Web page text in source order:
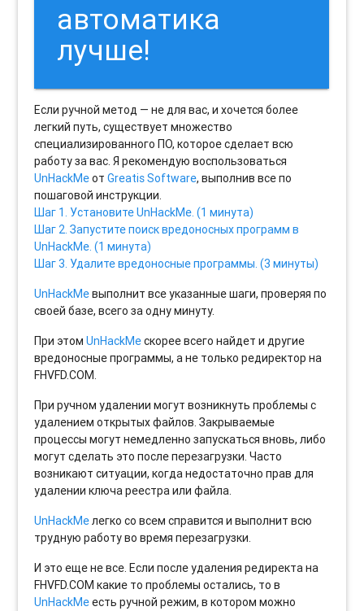
автоматика
лучше!
Если ручной метод — не для вас, и хочется более
легкий путь, существует множество
специализированного ПО, которое сделает всю
работу за вас. Я рекомендую воспользоваться
UnHackMeотGreatis Software, выполнив все по
пошаговой инструкции.
Шаг 1. Установите UnHackMe. (1 минута)
Шаг 2. Запустите поиск вредоносных программ в
UnHackMe. (1 минута)
Шаг 3. Удалите вредоносные программы. (3 минуты)
UnHackMeвыполнит все указанные шаги, проверяя по
своей базе, всего за одну минуту.
При этомUnHackMeскорее всего найдет и другие
вредоносные программы, а не только редиректор на
FHVFD.COM.
При ручном удалении могут возникнуть проблемы с
удалением открытых файлов. Закрываемые
процессы могут немедленно запускаться вновь, либо
могут сделать это после перезагрузки. Часто
возникают ситуации, когда недостаточно прав для
удалении ключа реестра или файла.
UnHackMeлегко со всем справится и выполнит всю
трудную работу во время перезагрузки.
И это еще не все. Если после удаления редиректа на
FHVFD.COM какие то проблемы остались, то в
UnHackMeесть ручной режим, в котором можно